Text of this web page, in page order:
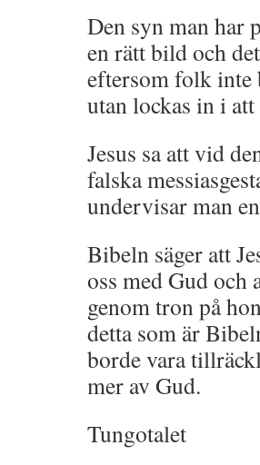
Den syn man har
en rätt bild och
eftersom folk inte
utan lockas in i
Jesus sa att vid
falska
undervisar man
Bibeln säger att
oss med Gud och
genom tron på
detta som är
borde vara
mer av Gud.
Tungotalet